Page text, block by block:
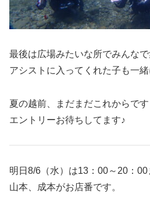
最後は広場みたいな所でみんな
アシストに入ってくれた子も一
夏の越前、まだまだこれからです
エントリーお待ちしてます♪
明日8/6（水）は13：00～20：00
山本、成本がお店番です。